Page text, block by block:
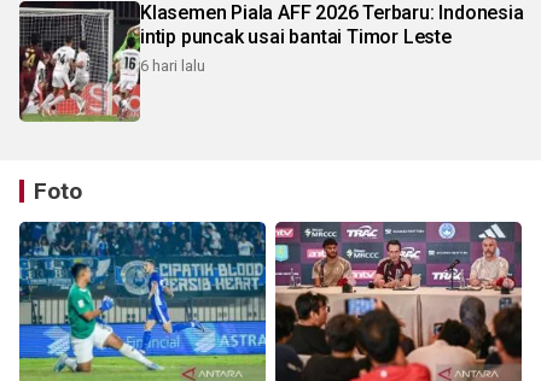
Klasemen Piala AFF 2026 Terbaru: Indonesia
intip puncak usai bantai Timor Leste
6 hari lalu
Foto